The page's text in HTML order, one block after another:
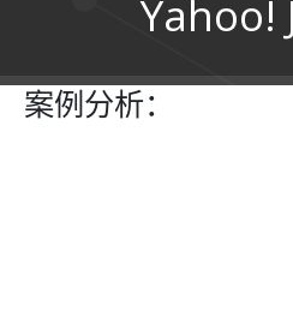
Yahoo!
案例分析：